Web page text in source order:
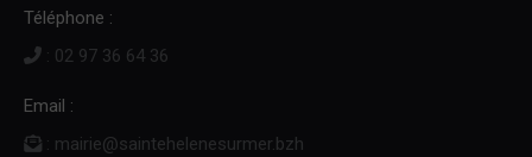
Téléphone :
: 02 97 36 64 36
Email :
: mairie@saintehelenesurmer.bzh